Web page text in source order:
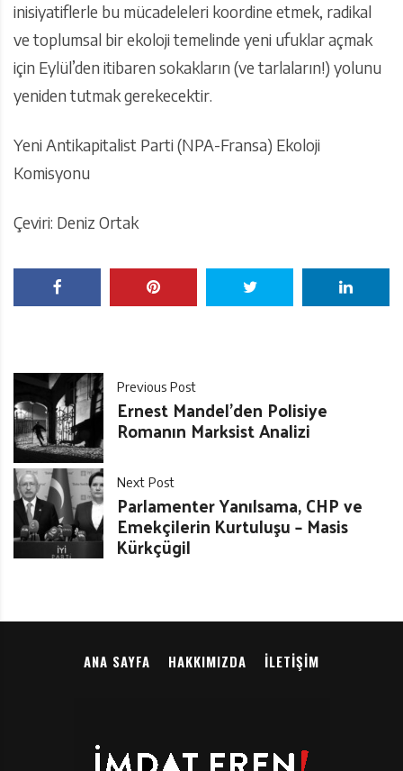
inisiyatiflerle bu mücadeleleri koordine etmek, radikal
ve toplumsal bir ekoloji temelinde yeni ufuklar açmak
için Eylül’den itibaren sokakların (ve tarlaların!) yolunu
yeniden tutmak gerekecektir.
Yeni Antikapitalist Parti (NPA-Fransa) Ekoloji
Komisyonu
Çeviri: Deniz Ortak
Previous Post
Ernest Mandel’den Polisiye
Romanın Marksist Analizi
Next Post
Parlamenter Yanılsama, CHP ve
Emekçilerin Kurtuluşu – Masis
Kürkçügil
ANA SAYFA HAKKIMIZDA İLETIŞIM